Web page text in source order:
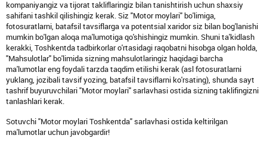
kompaniyangiz va tijorat takliflaringiz bilan tanishtirish uchun shaxsiy
sahifani tashkil qilishingiz kerak. Siz "Motor moylari" bo'limiga,
fotosuratlarni, batafsil tavsiflarga va potentsial xaridor siz bilan bog'lanishi
mumkin bo'lgan aloqa ma'lumotiga qo'shishingiz mumkin. Shuni ta'kidlash
kerakki, Toshkentda tadbirkorlar o'rtasidagi raqobatni hisobga olgan holda,
"Mahsulotlar" bo'limida sizning mahsulotlaringiz haqidagi barcha
ma'lumotlar eng foydali tarzda taqdim etilishi kerak (asl fotosuratlarni
yuklang, jozibali tavsif yozing, batafsil tavsiflarni ko'rsating), shunda sayt
tashrif buyuruvchilari "Motor moylari" sarlavhasi ostida sizning taklifingizni
tanlashlari kerak.
Sotuvchi "Motor moylari Toshkentda" sarlavhasi ostida keltirilgan
ma'lumotlar uchun javobgardir!